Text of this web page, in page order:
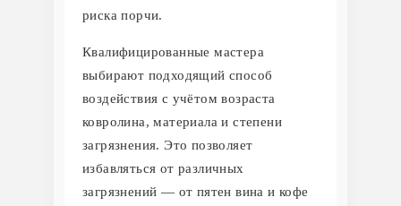
риска порчи.
Квалифицированные мастера
выбирают подходящий способ
воздействия с учётом возраста
ковролина, материала и степени
загрязнения. Это позволяет
избавляться от различных
загрязнений — от пятен вина и кофе